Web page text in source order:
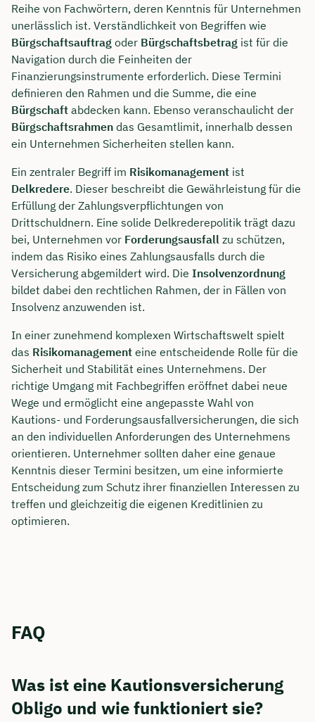
Reihe von Fachwörtern, deren Kenntnis für Unternehmen
unerlässlich ist. Verständlichkeit von Begriffen wie
Bürgschaftsauftrag oder Bürgschaftsbetrag ist für die
Navigation durch die Feinheiten der
Finanzierungsinstrumente erforderlich. Diese Termini
definieren den Rahmen und die Summe, die eine
Bürgschaft abdecken kann. Ebenso veranschaulicht der
Bürgschaftsrahmen das Gesamtlimit, innerhalb dessen
ein Unternehmen Sicherheiten stellen kann.
Ein zentraler Begriff im Risikomanagement ist
Delkredere. Dieser beschreibt die Gewährleistung für die
Erfüllung der Zahlungsverpflichtungen von
Drittschuldnern. Eine solide Delkrederepolitik trägt dazu
bei, Unternehmen vor Forderungsausfall zu schützen,
indem das Risiko eines Zahlungsausfalls durch die
Versicherung abgemildert wird. Die Insolvenzordnung
bildet dabei den rechtlichen Rahmen, der in Fällen von
Insolvenz anzuwenden ist.
In einer zunehmend komplexen Wirtschaftswelt spielt
das Risikomanagement eine entscheidende Rolle für die
Sicherheit und Stabilität eines Unternehmens. Der
richtige Umgang mit Fachbegriffen eröffnet dabei neue
Wege und ermöglicht eine angepasste Wahl von
Kautions- und Forderungsausfallversicherungen, die sich
an den individuellen Anforderungen des Unternehmens
orientieren. Unternehmer sollten daher eine genaue
Kenntnis dieser Termini besitzen, um eine informierte
Entscheidung zum Schutz ihrer finanziellen Interessen zu
treffen und gleichzeitig die eigenen Kreditlinien zu
optimieren.
FAQ
Was ist eine Kautionsversicherung
Obligo und wie funktioniert sie?